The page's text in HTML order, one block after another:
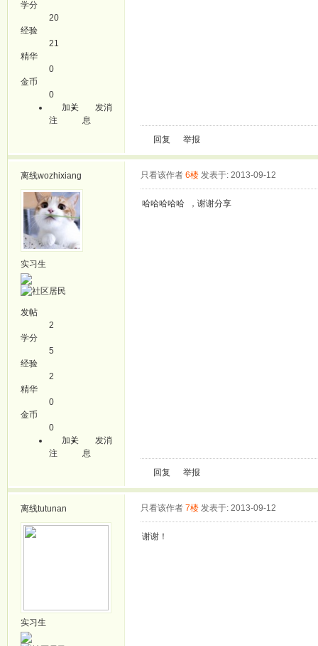
学分
20
经验
21
精华
0
金币
0
加关
注
发消
息
回复
举报
离线wozhixiang
实习生
发帖
2
学分
5
经验
2
精华
0
金币
0
加关
注
发消
息
只看该作者 6楼 发表于: 2013-09-12
哈哈哈哈哈 ，谢谢分享
回复 举报
离线tutunan
实习生
只看该作者 7楼 发表于: 2013-09-12
谢谢！